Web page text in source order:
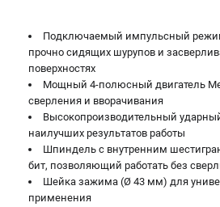
Подключаемый импульсный
прочно сидящих шурупов и
поверхностях
Мощный 4-полюсный двигатель
сверления и вворачивания
Высокопроизводительный
наилучших результатов работы
Шпиндель с внутренним
бит, позволяющий работать без
Шейка зажима (Ø 43 мм) для
применения